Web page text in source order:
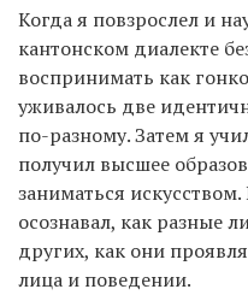
Когда я повзрослел и
кантонском диалекте
воспринимать как
уживалось две
по-разному. Затем я
получил высшее
заниматься
осознавал, как разные
других, как они
лица и поведении.